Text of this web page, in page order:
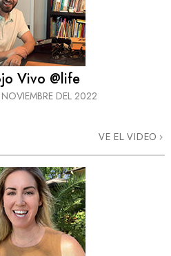
Vivo @life
DEL 2022
VE EL VIDEO